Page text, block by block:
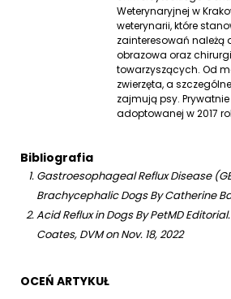
Weterynaryjnej w
weterynarii, które
zainteresowań należą
obrazowa oraz
towarzyszących. Od
zwierzęta, a
zajmują psy.
adoptowanej w 2017
Bibliografia
Gastroesophageal Reflux Disease
Brachycephalic Dogs By Catherine
Acid Reflux in Dogs By PetMD
Coates, DVM on Nov. 18, 2022
OCEŃ ARTYKUŁ